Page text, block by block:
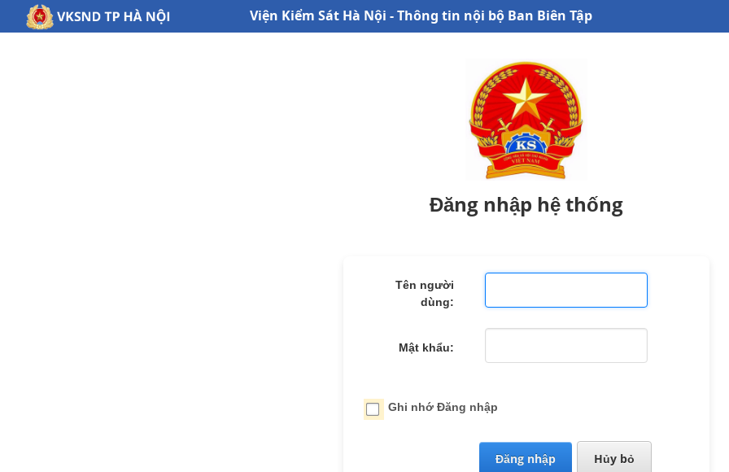
Viện Kiểm Sát Hà Nội - Thông tin nội bộ Ban Biên Tập
Đăng nhập hệ thống
Tên người
dùng:
Mật khẩu:
Ghi nhớ Đăng nhập
Đăng nhập Hủy bỏ